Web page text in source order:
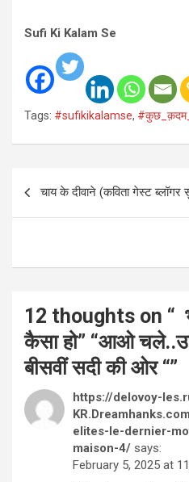
Sufi Ki Kalam Se
Tags: #sufikikalamse,
navigation
चाय के दीवाने (कविता गेस्ट
12 thoughts on “
कैसा हो” “आओ
बीसवीं सदी की ओर “”
https://delovoy-
elites-le-dernier-
maison-4/ says:
February 5, 2025 at